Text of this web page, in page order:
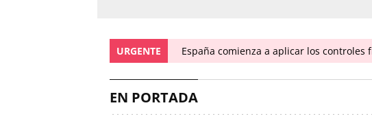
URGENTE España comienza a aplicar los
EN PORTADA